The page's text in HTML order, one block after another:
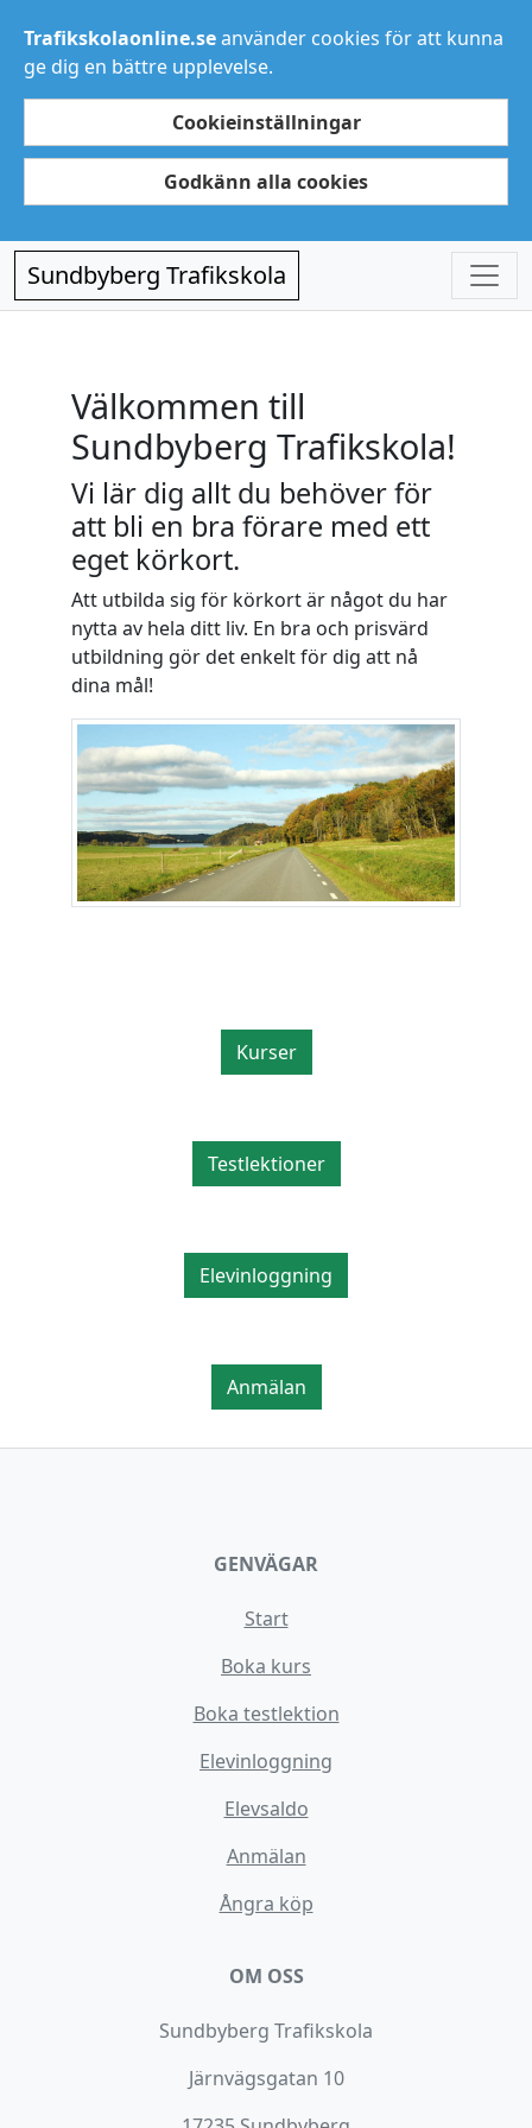
Trafikskolaonline.seanvänder cookies för att kunna
ge dig en bättre upplevelse.
Cookieinställningar
Godkänn alla cookies
Sundbyberg Trafikskola
Välkommen till
Sundbyberg Trafikskola!
Vi lär dig allt du behöver för
att bli en bra förare med ett
eget körkort.
Att utbilda sig för körkort är något du har
nytta av hela ditt liv. En bra och prisvärd
utbildning gör det enkelt för dig att nå
dina mål!
Kurser
Testlektioner
Elevinloggning
Anmälan
GENVÄGAR
Start
Boka kurs
Boka testlektion
Elevinloggning
Elevsaldo
Anmälan
Ångra köp
OM OSS
Sundbyberg Trafikskola
Järnvägsgatan 10